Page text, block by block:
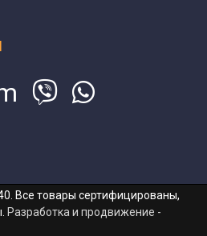
Все товары сертифицированы,
Разработка и продвижение -